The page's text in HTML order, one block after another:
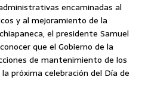
encaminadas al
y al mejoramiento de la
el presidente Samuel
que el Gobierno de la
de mantenimiento de los
próxima celebración del Día de